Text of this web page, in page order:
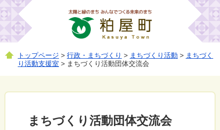
トップページ >行政・まちづくり > まちづくり活動 > まちづく
り活動支援室 > まちづくり活動団体交流会
まちづくり活動団体交流会